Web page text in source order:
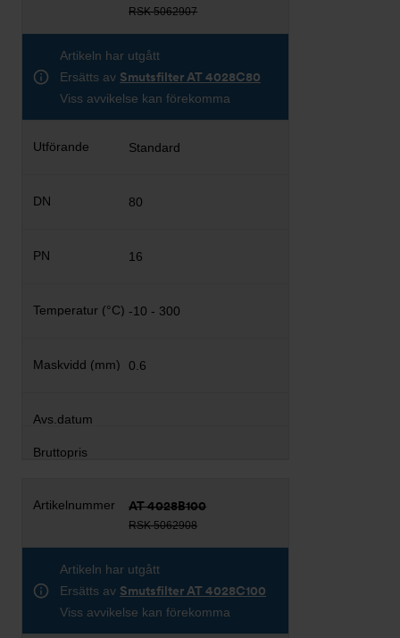
RSK 5062907
Artikeln har utgått
Ersätts av Smutsfilter AT 4028C80
Viss avvikelse kan förekomma
Standard
80
16
-10 - 300
0.6
AT 4028B100
RSK 5062908
Artikeln har utgått
Ersätts av Smutsfilter AT 4028C100
Viss avvikelse kan förekomma